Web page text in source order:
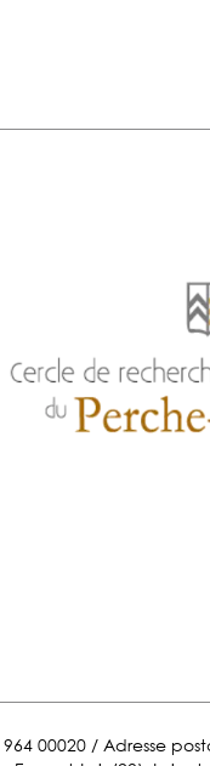
00020 / Adresse